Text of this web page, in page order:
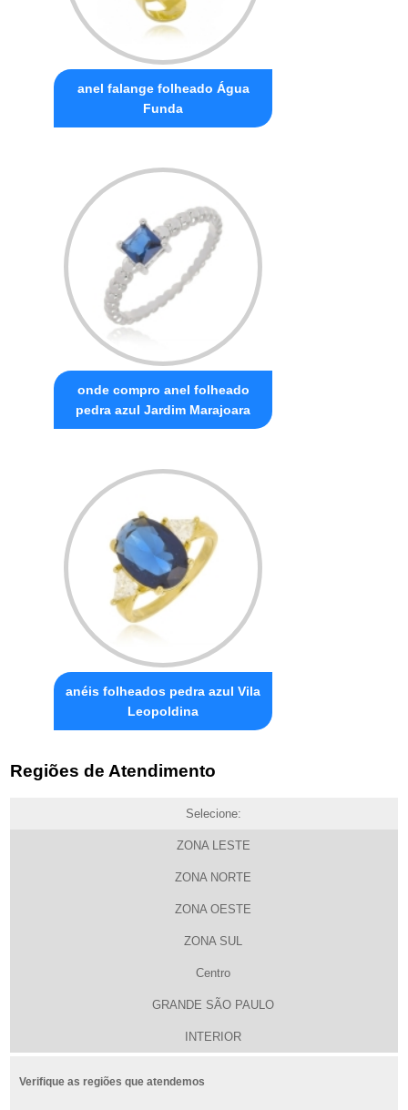
anel falange folheado Água
Funda
onde compro anel folheado
pedra azul Jardim Marajoara
anéis folheados pedra azul Vila
Leopoldina
Regiões de Atendimento
Selecione:
ZONA LESTE
ZONA NORTE
ZONA OESTE
ZONA SUL
Centro
GRANDE SÃO PAULO
INTERIOR
Verifique as regiões que atendemos